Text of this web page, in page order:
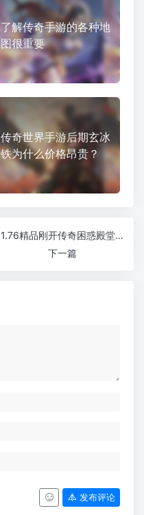
了解传奇手游的各种地
图很重要
传奇世界手游后期玄冰
铁为什么价格昂贵？
1.76精品刚开传奇困惑殿堂游戏攻略介绍
下一篇
发布评论